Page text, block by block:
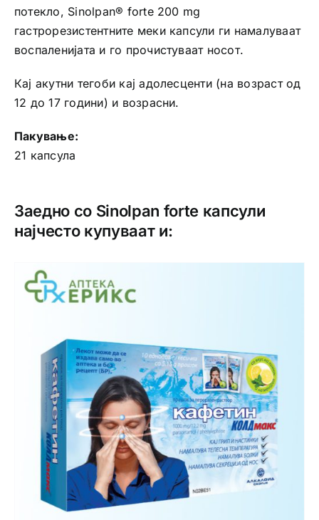
потекло, Sinolpan® forte 200 mg
гастрорезистентните меки капсули ги намалуваат
воспаленијата и го прочистуваат носот.
Кај акутни тегоби кај адолесценти (на возраст од
12 до 17 години) и возрасни.
Пакување:
21 капсула
Заедно со Sinolpan forte капсули
најчесто купуваат и: